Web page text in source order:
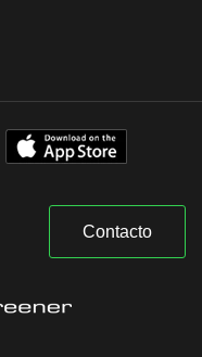
Contacto